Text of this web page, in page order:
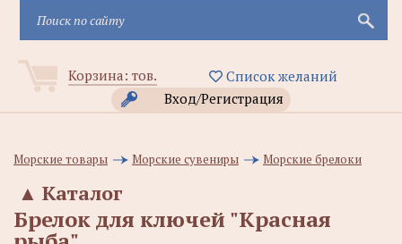
Корзина: тов.
Список желаний
Вход/Регистрация
Морские товары Морские сувениры Морские брелоки
Каталог
▲
Брелок для ключей "Красная